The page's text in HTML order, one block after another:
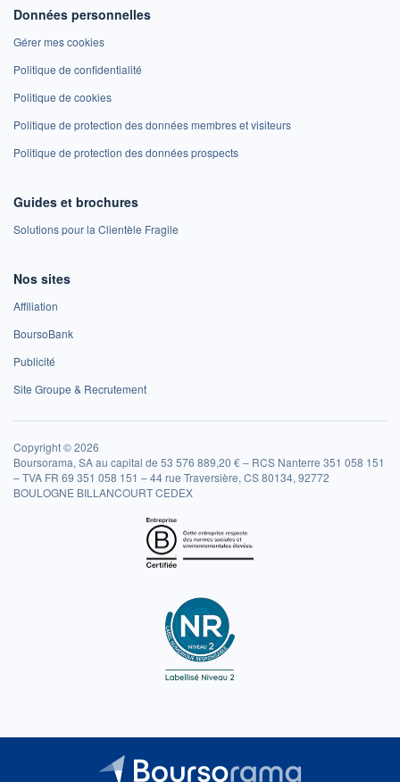
Données personnelles
Gérer mes cookies
Politique de confidentialité
Politique de cookies
Politique de protection des données membres et visiteurs
Politique de protection des données prospects
Guides et brochures
Solutions pour la Clientèle Fragile
Nos sites
Affiliation
BoursoBank
Publicité
Site Groupe & Recrutement
Copyright © 2026
Boursorama, SA au capital de 53 576 889,20 € – RCS Nanterre 351 058 151
– TVA FR 69 351 058 151 – 44 rue Traversière, CS 80134, 92772
BOULOGNE BILLANCOURT CEDEX